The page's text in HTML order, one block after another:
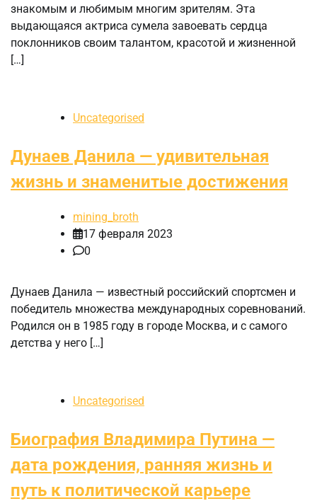
знакомым и любимым многим зрителям. Эта
выдающаяся актриса сумела завоевать сердца
поклонников своим талантом, красотой и жизненной
[…]
Uncategorised
Дунаев Данила — удивительная
жизнь и знаменитые достижения
mining_broth
17 февраля 2023
0
Дунаев Данила — известный российский спортсмен и
победитель множества международных соревнований.
Родился он в 1985 году в городе Москва, и с самого
детства у него […]
Uncategorised
Биография Владимира Путина —
дата рождения, ранняя жизнь и
путь к политической карьере